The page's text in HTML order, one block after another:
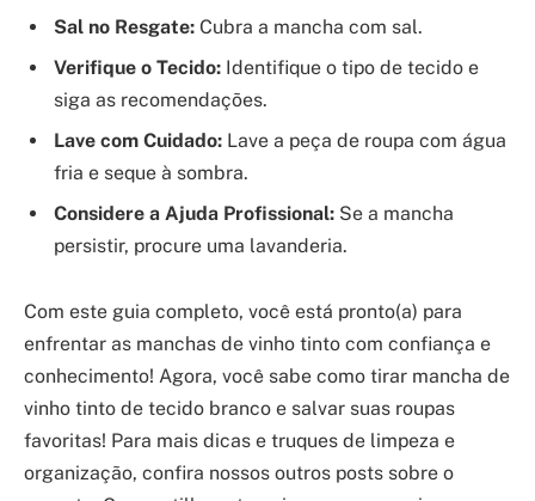
Sal no Resgate: Cubra a mancha com sal.
Verifique o Tecido: Identifique o tipo de tecido e
siga as recomendações.
Lave com Cuidado: Lave a peça de roupa com água
fria e seque à sombra.
Considere a Ajuda Profissional: Se a mancha
persistir, procure uma lavanderia.
Com este guia completo, você está pronto(a) para
enfrentar as manchas de vinho tinto com confiança e
conhecimento! Agora, você sabe como tirar mancha de
vinho tinto de tecido branco e salvar suas roupas
favoritas! Para mais dicas e truques de limpeza e
organização, confira nossos outros posts sobre o